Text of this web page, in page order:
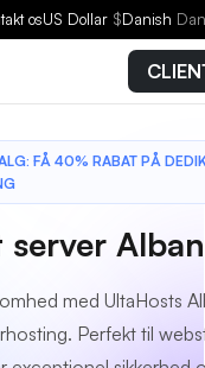
osUS Dollar $Danish
FÅ 40% RABAT PÅ
server
med UltaHosts
Perfekt til